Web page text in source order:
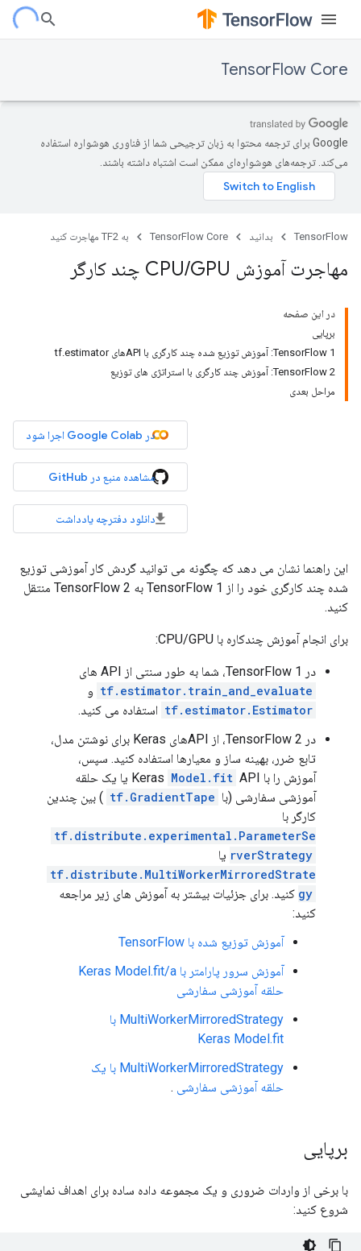
TensorFlow Core
‫Google برای ترجمه محتوا به زبان ترجیحی شما از فناوری هوشواره استفاده
می‌کند. ترجمه‌های هوشواره‌ای ممکن است اشتباه داشته باشند.
TensorFlow بدانید TensorFlow Core به TF2 مهاجرت کنید
مهاجرت آموزش CPU /GPU چند کارگر
در این صفحه
برپایی
TensorFlow 1: آموزش توزیع شده چند کارگری با APIهای tf.estimator
TensorFlow 2: آموزش چند کارگری با استراتژی های توزیع
مراحل بعدی
در Google Colab اجرا شود
مشاهده منبع در GitHub
دانلود دفترچه یادداشت
این راهنما نشان می دهد که چگونه می توانید گردش کار آموزشی توزیع
شده چند کارگری خود را از TensorFlow 1 به TensorFlow 2 منتقل
کنید.
برای انجام آموزش چندکاره با CPU/GPU:
در TensorFlow 1، شما به طور سنتی از API های
tf.estimator.train_and_evaluate و
tf.estimator.Estimator استفاده می کنید.
در TensorFlow 2، از APIهای Keras برای نوشتن مدل،
تابع ضرر، بهینه ساز و معیارها استفاده کنید. سپس،
آموزش را با Keras
Model.fit
API یا یک حلقه
آموزشی سفارشی (با tf.GradientTape ) بین چندین
کارگر با
tf.distribute.experimental.ParameterSe
rverStrategy یا
tf.distribute.MultiWorkerMirroredStrate
gy کنید. برای جزئیات بیشتر به آموزش های زیر مراجعه
کنید:
آموزش توزیع شده با TensorFlow
آموزش سرور پارامتر با Keras Model.fit/a
حلقه آموزشی سفارشی
MultiWorkerMirroredStrategy با
Keras Model.fit
MultiWorkerMirroredStrategy با یک
حلقه آموزشی سفارشی .
برپایی
با برخی از واردات ضروری و یک مجموعه داده ساده برای اهداف نمایشی
شروع کنید: